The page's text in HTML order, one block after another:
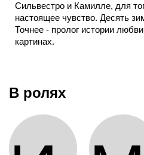
Сильвестро и Камилле, для
настоящее чувство. Десять
Точнее - пролог истории
картинах.
приоткрывается для нас всего
даже часов. И тогда мы видим
умных и темпераментных,
очень похожих – на новом
них по-своему стремится к
нетривиальной жизни.
В ролях